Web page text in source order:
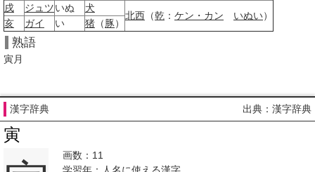
戌
ジュツいぬ 犬
北西 （乾 ： ケン・カン いぬい）
亥 ガイ い 猪 （ 豚）
熟語
寅月
漢字辞典 出典：漢字辞典
寅
画数：11
学習年： 人名に使える漢字